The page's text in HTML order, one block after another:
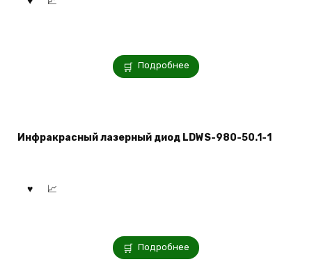
Подробнее
Инфракрасный лазерный диод LDWS-980-50.1-1
Подробнее